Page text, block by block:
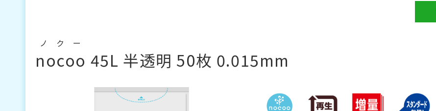
nocoo
ノクー
45L 半透明 50枚 0.015mm